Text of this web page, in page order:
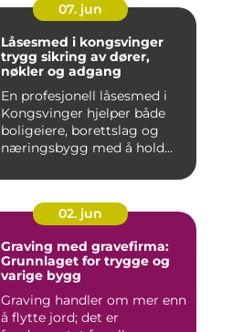
07. jun
Låsesmed i kongsvinger
trygg sikring av dører,
nøkler og adgang
En profesjonell låsesmed i
Kongsvinger hjelper både
boligeiere, borettslag og
næringsbygg med å hold...
02. jun
Graving med gravefirma:
Grunnlaget for trygge og
varige bygg
Graving handler om mer enn
å flytte jord; det er